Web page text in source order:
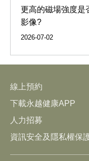
更高的磁場強度是
影像?
2026-07-02
線上預約
下載永越健康APP
人力招募
資訊安全及隱私權保